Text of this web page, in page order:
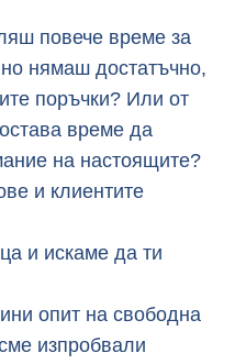
повече време за
нямаш достатъчно,
поръчки? Или от
време да
на настоящите?
и клиентите
и искаме да ти
опит на свободна
изпробвали